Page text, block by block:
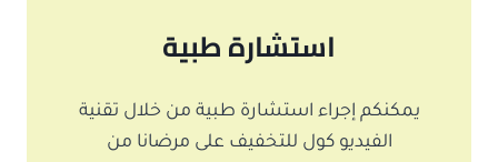
استشارة طبية
يمكنكم إجراء استشارة طبية من خلال تقنية
الفيديو كول للتخفيف على مرضانا من